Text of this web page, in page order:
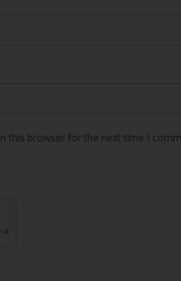
this browser for the next time I